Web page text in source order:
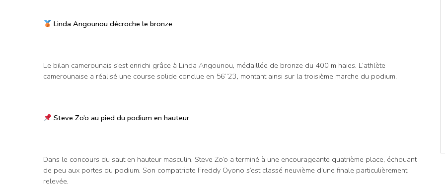
Linda Angounou décroche le bronze
Le bilan camerounais s’est enrichi grâce à Linda Angounou, médaillée de bronze du 400 m haies. L’athlète
camerounaise a réalisé une course solide conclue en 56’’23, montant ainsi sur la troisième marche du podium.
Steve Zo’o au pied du podium en hauteur
Dans le concours du saut en hauteur masculin, Steve Zo’o a terminé à une encourageante quatrième place, échouant
de peu aux portes du podium. Son compatriote Freddy Oyono s’est classé neuvième d’une finale particulièrement
relevée.